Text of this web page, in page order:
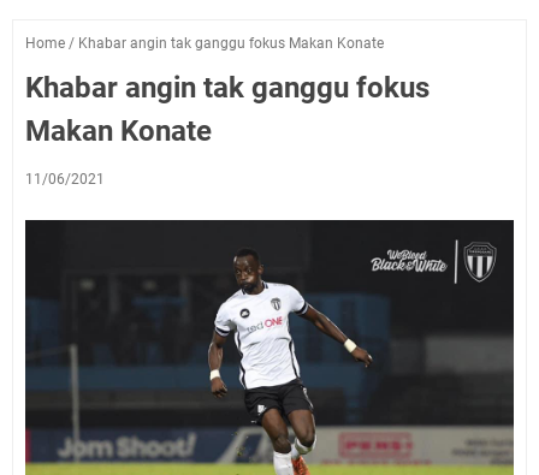
Home / Khabar angin tak ganggu fokus Makan Konate
Khabar angin tak ganggu fokus
Makan Konate
11/06/2021